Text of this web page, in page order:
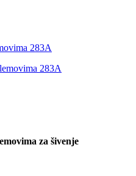
283A
za šivenje